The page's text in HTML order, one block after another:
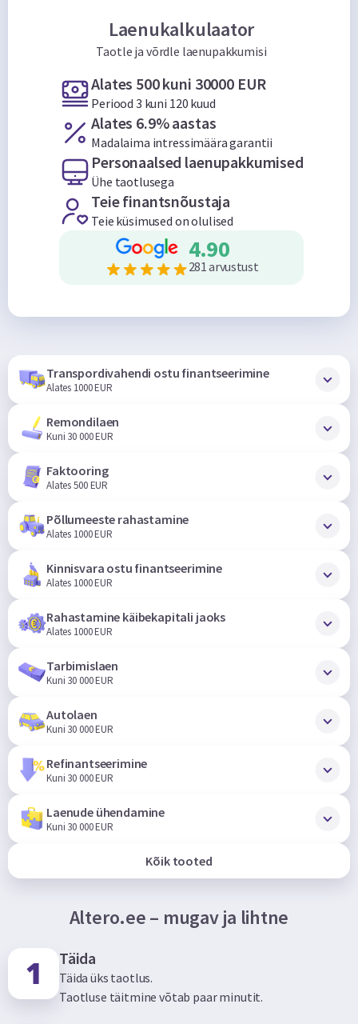
Laenukalkulaator
Taotle ja võrdle laenupakkumisi
Alates 500 kuni 30000 EUR
Periood 3 kuni 120 kuud
Alates 6.9% aastas
Madalaima intressimäära garantii
Personaalsed laenupakkumised
Ühe taotlusega
Teie finantsnõustaja
Teie küsimused on olulised
4.90
281 arvustust
Transpordivahendi ostu finantseerimine
Alates 1000 EUR
Remondilaen
Kuni 30 000 EUR
Faktooring
Alates 500 EUR
Põllumeeste rahastamine
Alates 1000 EUR
Kinnisvara ostu finantseerimine
Alates 1000 EUR
Rahastamine käibekapitali jaoks
Alates 1000 EUR
Tarbimislaen
Kuni 30 000 EUR
Autolaen
Kuni 30 000 EUR
Refinantseerimine
Kuni 30 000 EUR
Laenude ühendamine
Kuni 30 000 EUR
Kõik tooted
Altero.ee – mugav ja lihtne
Täida
Täida üks taotlus.
Taotluse täitmine võtab paar minutit.